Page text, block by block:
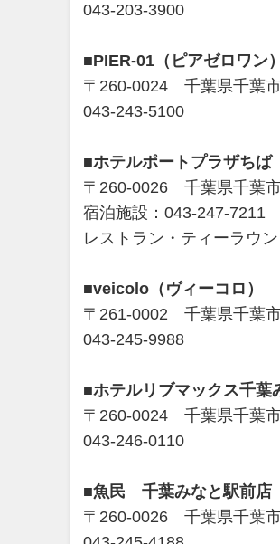
043-203-3900
■PIER-01（ピアゼロワン）
〒260-0024 千葉県千葉
043-243-5100
■ホテルポートプラザちば
〒260-0026 千葉県千葉
宿泊施設：043-247-7211
レストラン・ティーラウ
■veicolo（ヴィーコロ）
〒261-0002 千葉県千葉
043-245-9988
■ホテルリブマックス千葉
〒260-0024 千葉県千葉
043-246-0110
■魚民 千葉みなと駅前店
〒260-0026 千葉県千葉